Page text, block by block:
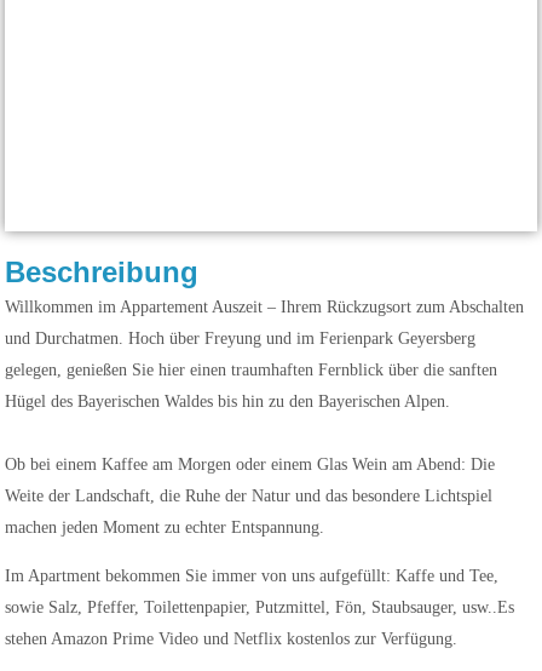
Beschreibung
Willkommen im Appartement Auszeit – Ihrem Rückzugsort zum Abschalten
und Durchatmen. Hoch über Freyung und im Ferienpark Geyersberg
gelegen, genießen Sie hier einen traumhaften Fernblick über die sanften
Hügel des Bayerischen Waldes bis hin zu den Bayerischen Alpen.
Ob bei einem Kaffee am Morgen oder einem Glas Wein am Abend: Die
Weite der Landschaft, die Ruhe der Natur und das besondere Lichtspiel
machen jeden Moment zu echter Entspannung.
Im Apartment bekommen Sie immer von uns aufgefüllt: Kaffe und Tee,
sowie Salz, Pfeffer, Toilettenpapier, Putzmittel, Fön, Staubsauger, usw..Es
stehen Amazon Prime Video und Netflix kostenlos zur Verfügung.